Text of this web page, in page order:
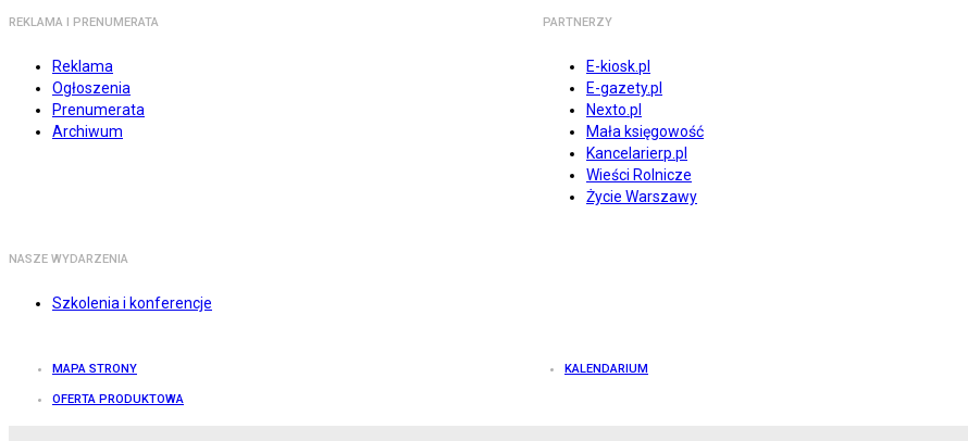
REKLAMA I PRENUMERATA
Reklama
Ogłoszenia
Prenumerata
Archiwum
PARTNERZY
E-kiosk.pl
E-gazety.pl
Nexto.pl
Mała księgowość
Kancelarierp.pl
Wieści Rolnicze
Życie Warszawy
NASZE WYDARZENIA
Szkolenia i konferencje
MAPA STRONY KALENDARIUM
OFERTA PRODUKTOWA